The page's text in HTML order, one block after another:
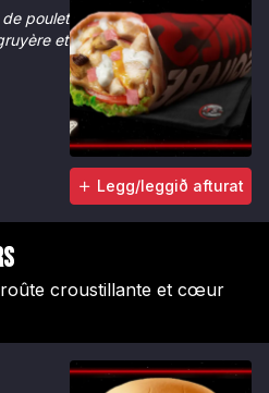
poulet
et
Legg/leggið afturat
croustillante et cœur